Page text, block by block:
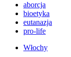
aborcja
bioetyka
eutanazja
pro-life
Włochy